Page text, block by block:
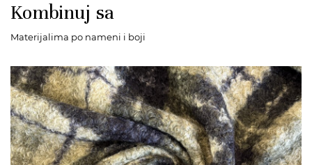
Kombinuj sa
Materijalima po nameni i boji